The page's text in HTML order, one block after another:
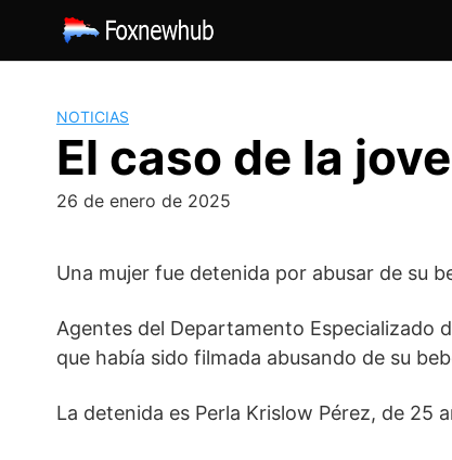
contenido
NOTICIAS
El caso de la
26 de enero de 2025
Una mujer fue detenida por abusar de su
Agentes del Departamento Especializado
que había sido filmada abusando de su
La detenida es Perla Krislow Pérez, de 25